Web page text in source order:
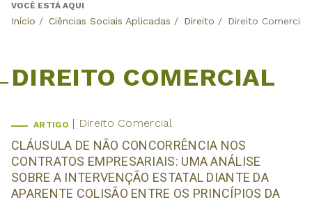
Back
VOCÊ ESTÁ AQUI
Início / Ciências Sociais Aplicadas / Direito / Direito Comercial
DIREITO COMERCIAL
ARTIGO Direito Comercial
CLÁUSULA DE NÃO CONCORRÊNCIA NOS
CONTRATOS EMPRESARIAIS: UMA ANÁLISE
SOBRE A INTERVENÇÃO ESTATAL DIANTE DA
APARENTE COLISÃO ENTRE OS PRINCÍPIOS DA